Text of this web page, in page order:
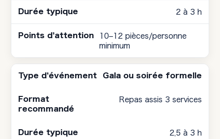
2 à 3 h
10–12 pièces/personne
minimum
Gala ou soirée formelle
Repas assis 3 services
2,5 à 3 h